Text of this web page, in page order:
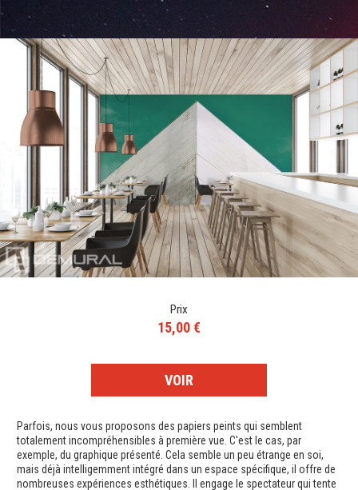
Prix
15,00 €
VOIR
Parfois, nous vous proposons des papiers peints qui semblent
totalement incompréhensibles à première vue. C'est le cas, par
exemple, du graphique présenté. Cela semble un peu étrange en soi,
mais déjà intelligemment intégré dans un espace spécifique, il offre de
nombreuses expériences esthétiques. Il engage le spectateur qui tente